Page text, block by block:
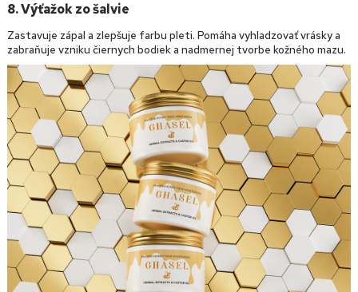
8. Výťažok zo šalvie
Zastavuje zápal a zlepšuje farbu pleti. Pomáha vyhladzovať vrásky a
zabraňuje vzniku čiernych bodiek a nadmernej tvorbe kožného mazu.